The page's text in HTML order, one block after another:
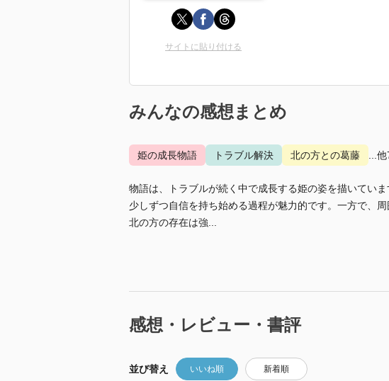
サイトに貼り付ける
みんなの感想まとめ
姫の成長物語 トラブル解決 北の方との葛藤 ...
物語は、トラブルが続く中で成長する姫の姿を描いてい
少しずつ自信を持ち始める過程が魅力的です。一方で、
北の方の存在は強...
感想・レビュー・書評
並び替え いいね順 新着順